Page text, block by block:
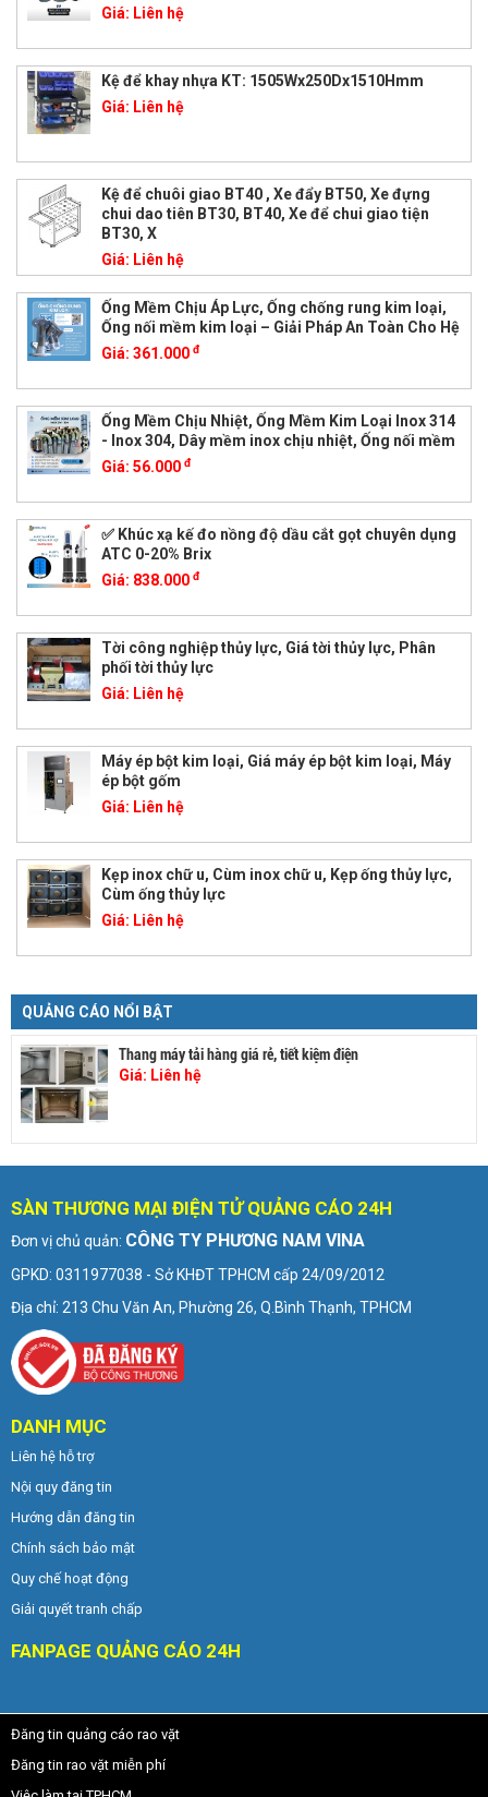
Giá: Liên hệ
Kệ để khay nhựa KT: 1505Wx250Dx1510Hmm
Giá: Liên hệ
Kệ để chuôi giao BT40 , Xe đẩy BT50, Xe đựng
chui dao tiên BT30, BT40, Xe để chui giao tiện
BT30, X
Giá: Liên hệ
Ống Mềm Chịu Áp Lực, Ống chống rung kim loại,
Ống nối mềm kim loại – Giải Pháp An Toàn Cho Hệ
Giá: 361.000 đ
Ống Mềm Chịu Nhiệt, Ống Mềm Kim Loại Inox 314
- Inox 304, Dây mềm inox chịu nhiệt, Ống nối mềm
Giá: 56.000 đ
✅ Khúc xạ kế đo nồng độ dầu cắt gọt chuyên dụng
ATC 0-20% Brix
Giá: 838.000 đ
Tời công nghiệp thủy lực, Giá tời thủy lực, Phân
phối tời thủy lực
Giá: Liên hệ
Máy ép bột kim loại, Giá máy ép bột kim loại, Máy
ép bột gốm
Giá: Liên hệ
Kẹp inox chữ u, Cùm inox chữ u, Kẹp ống thủy lực,
Cùm ống thủy lực
Giá: Liên hệ
QUẢNG CÁO NỔI BẬT
Thang máy tải hàng giá rẻ, tiết kiệm điện
Giá: Liên hệ
SÀN THƯƠNG MẠI ĐIỆN TỬ QUẢNG CÁO 24H
Đơn vị chủ quản: CÔNG TY PHƯƠNG NAM VINA
GPKD: 0311977038 - Sở KHĐT TPHCM cấp 24/09/2012
Địa chỉ: 213 Chu Văn An, Phường 26, Q.Bình Thạnh, TPHCM
DANH MỤC
Liên hệ hỗ trợ
Nội quy đăng tin
Hướng dẫn đăng tin
Chính sách bảo mật
Quy chế hoạt động
Giải quyết tranh chấp
FANPAGE QUẢNG CÁO 24H
Đăng tin quảng cáo rao vặt
Đăng tin rao vặt miễn phí